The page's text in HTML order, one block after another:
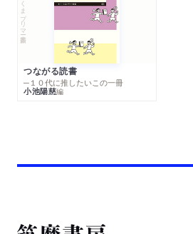
ちくまプリマー新書
つながる読書
─１０代に推したいこの一冊
小池陽慈編